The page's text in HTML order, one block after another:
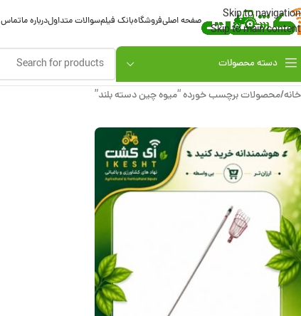
Skip to navigation
Skip to main content
صفحه اصلیفروشگاهبانک فیلمسوالات متداولدرباره ماتماس
دسته محصولات
خانه محصولات برچسب خورده “میوه چین دسته بلند”